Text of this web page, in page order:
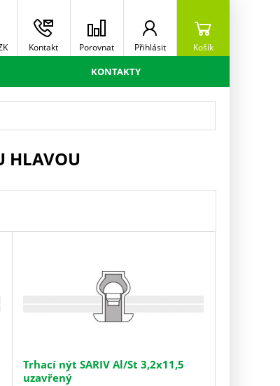
Kontakt Porovnat Přihlásit Košík
KONTAKTY
HLAVOU
Trhací nýt SARIV Al/St 3,2x11,5
uzavřený